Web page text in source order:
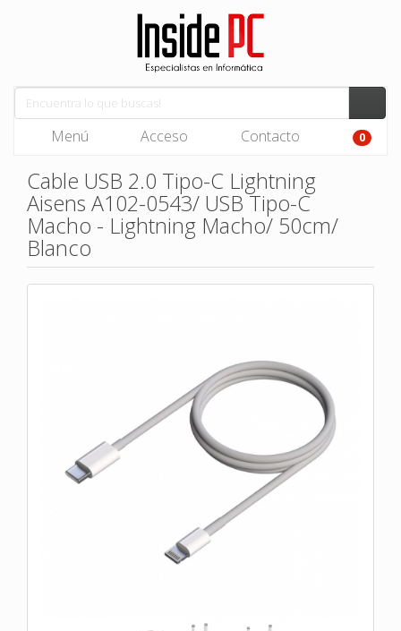
Menú Acceso Contacto 0
Cable USB 2.0 Tipo-C Lightning
Aisens A102-0543/ USB Tipo-C
Macho - Lightning Macho/ 50cm/
Blanco